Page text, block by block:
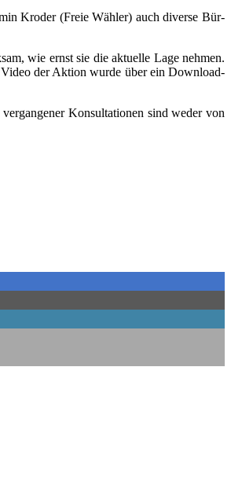
Kro­der (Freie Wäh­ler) auch diver­se Bür­
wie ernst sie die aktu­el­le Lage neh­men.
Video der Akti­on wur­de über ein Down­load­
Kon­sul­ta­tio­nen sind weder von